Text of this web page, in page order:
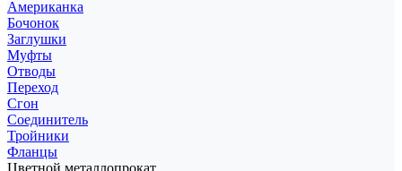
Американка
Бочонок
Заглушки
Муфты
Отводы
Переход
Сгон
Соединитель
Тройники
Фланцы
Цветной металлопрокат